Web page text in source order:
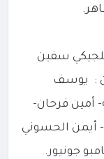
سفين
من : يوسف
أمين فرحان-
أيمن الحسوني
جونيور.